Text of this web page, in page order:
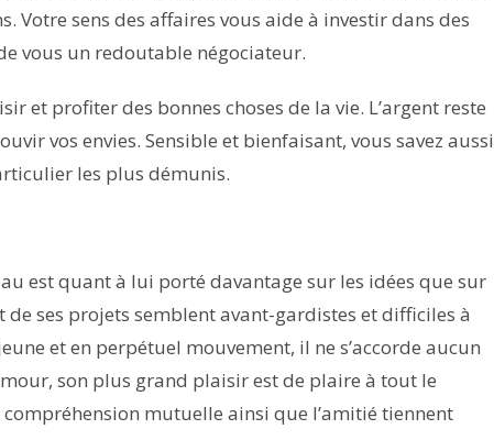
Votre sens des affaires vous aide à investir dans des
vous un redoutable négociateur.
et profiter des bonnes choses de la vie. L’argent reste
vos envies. Sensible et bienfaisant, vous savez aussi
les plus démunis.
est quant à lui porté davantage sur les idées que sur
ses projets semblent avant-gardistes et difficiles à
et en perpétuel mouvement, il ne s’accorde aucun
son plus grand plaisir est de plaire à tout le
mutuelle ainsi que l’amitié tiennent